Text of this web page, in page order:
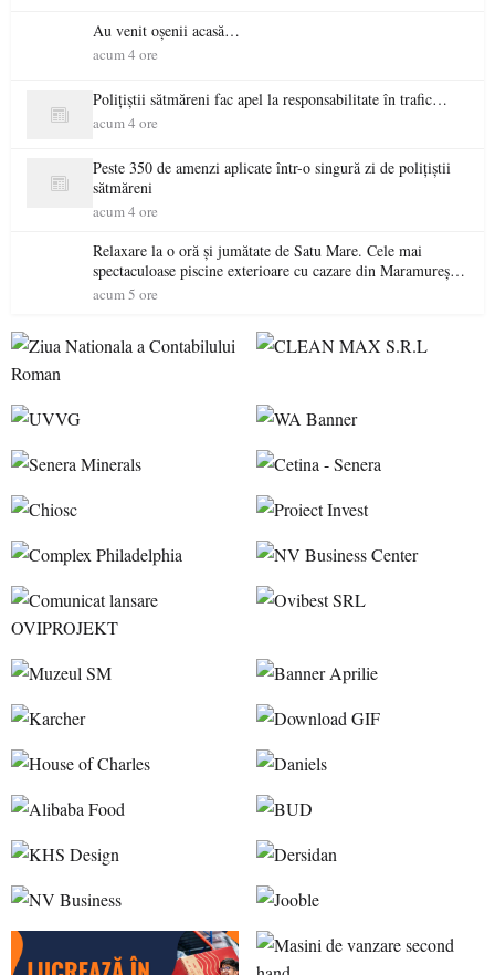
Au venit oșenii acasă…
acum 4 ore
Polițiștii sătmăreni fac apel la responsabilitate în trafic…
acum 4 ore
Peste 350 de amenzi aplicate într-o singură zi de polițiștii
sătmăreni
acum 4 ore
Relaxare la o oră și jumătate de Satu Mare. Cele mai
spectaculoase piscine exterioare cu cazare din Maramureș,
ideale pentru o escapadă de vară
acum 5 ore